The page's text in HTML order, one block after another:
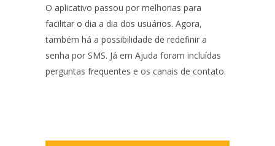
O aplicativo passou por melhorias para
facilitar o dia a dia dos usuários. Agora,
também há a possibilidade de redefinir a
senha por SMS. Já em Ajuda foram incluídas
perguntas frequentes e os canais de contato.